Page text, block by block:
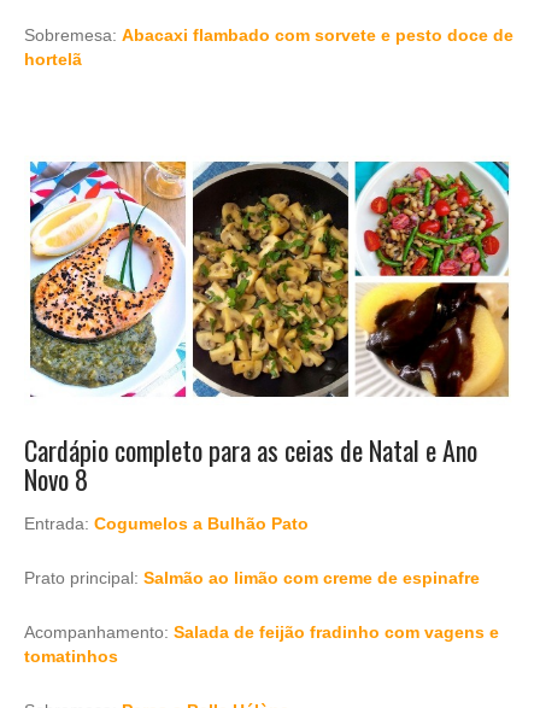
Sobremesa: Abacaxi flambado com sorvete e pesto doce de
hortelã
Cardápio completo para as ceias de Natal e Ano
Novo 8
Entrada: Cogumelos a Bulhão Pato
Prato principal: Salmão ao limão com creme de espinafre
Acompanhamento: Salada de feijão fradinho com vagens e
tomatinhos